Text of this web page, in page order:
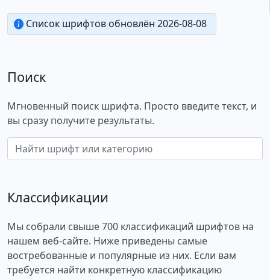
Список шрифтов обновлён 2026-08-08
Поиск
Мгновенный поиск шрифта. Просто введите текст, и
вы сразу получите результаты.
Классификации
Мы собрали свыше 700 классификаций шрифтов на
нашем веб-сайте. Ниже приведены самые
востребованные и популярные из них. Если вам
требуется найти конкретную классификацию